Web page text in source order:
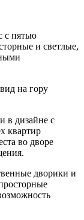
с пятью
и светлые,
на гору
в дизайне с
квартир
во дворе
дворики и